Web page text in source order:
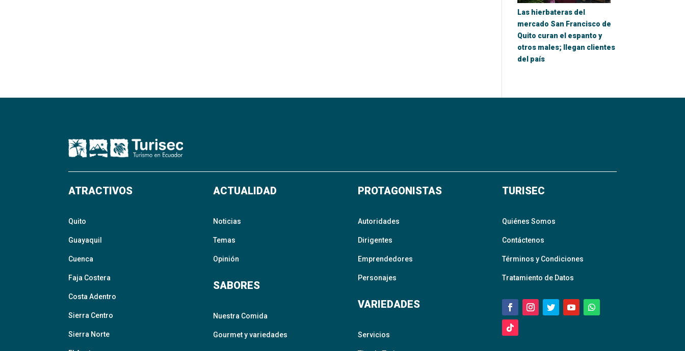
Las hierbateras del
mercado San Francisco de
Quito curan el espanto y
otros males; llegan clientes
del país
ATRACTIVOS
Quito
Guayaquil
Cuenca
Faja Costera
Costa Adentro
Sierra Centro
Sierra Norte
ACTUALIDAD
Noticias
Temas
Opinión
SABORES
Nuestra Comida
Gourmet y variedades
PROTAGONISTAS
Autoridades
Dirigentes
Emprendedores
Personajes
VARIEDADES
Servicios
TURISEC
Quiénes Somos
Contáctenos
Términos y Condiciones
Tratamiento de Datos